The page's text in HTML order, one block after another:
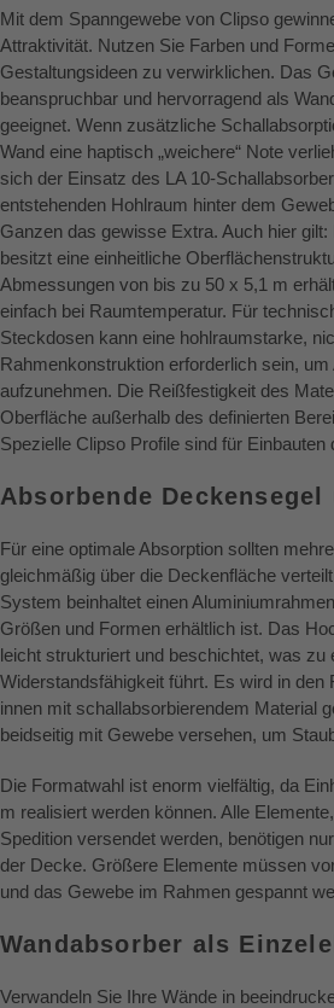
Mit dem Spanngewebe von Clipso
Attraktivität. Nutzen Sie Farben und
Gestaltungsideen zu verwirklichen. Das
beanspruchbar und hervorragend als
geeignet. Wenn zusätzliche
Wand eine haptisch „weichere“ Note
sich der Einsatz des LA 10-
entstehenden Hohlraum hinter dem
Ganzen das gewisse Extra. Auch hier
besitzt eine einheitliche
Abmessungen von bis zu 50 x 5,1 m
einfach bei Raumtemperatur. Für
Steckdosen kann eine hohlraumstarke,
Rahmenkonstruktion erforderlich sein,
aufzunehmen. Die Reißfestigkeit des
Oberfläche außerhalb des definierten
Spezielle Clipso Profile sind für Einbauten
Absorbende
Für eine optimale Absorption sollten
gleichmäßig über die Deckenfläche
System beinhaltet einen
Größen und Formen erhältlich ist. Das
leicht strukturiert und beschichtet, was zu
Widerstandsfähigkeit führt. Es wird in den
innen mit schallabsorbierendem Material
beidseitig mit Gewebe versehen, um
Die Formatwahl ist enorm vielfältig, da
m realisiert werden können. Alle
Spedition versendet werden, benötigen
der Decke. Größere Elemente müssen
und das Gewebe im Rahmen gespannt
Wandabsorber als
Verwandeln Sie Ihre Wände in